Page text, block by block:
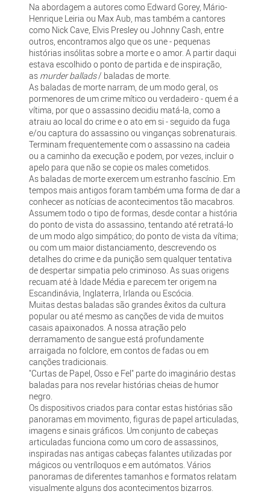
Na abordagem a autores como Edward Gorey, Mário-
Henrique Leiria ou Max Aub, mas também a cantores
como Nick Cave, Elvis Presley ou Johnny Cash, entre
outros, encontramos algo que os une - pequenas
histórias insólitas sobre a morte e o amor. A partir daqui
estava escolhido o ponto de partida e de inspiração,
as murder ballads/ baladas de morte.
As baladas de morte narram, de um modo geral, os
pormenores de um crime mítico ou verdadeiro - quem é a
vítima, por que o assassino decidiu matá-la, como a
atraiu ao local do crime e o ato em si - seguido da fuga
e/ou captura do assassino ou vinganças sobrenaturais.
Terminam frequentemente com o assassino na cadeia
ou a caminho da execução e podem, por vezes, incluir o
apelo para que não se copie os males cometidos.
As baladas de morte exercem um estranho fascínio. Em
tempos mais antigos foram também uma forma de dar a
conhecer as notícias de acontecimentos tão macabros.
Assumem todo o tipo de formas, desde contar a história
do ponto de vista do assassino, tentando até retratá-lo
de um modo algo simpático; do ponto de vista da vítima;
ou com um maior distanciamento, descrevendo os
detalhes do crime e da punição sem qualquer tentativa
de despertar simpatia pelo criminoso. As suas origens
recuam até à Idade Média e parecem ter origem na
Escandinávia, Inglaterra, Irlanda ou Escócia.
Muitas destas baladas são grandes êxitos da cultura
popular ou até mesmo as canções de vida de muitos
casais apaixonados. A nossa atração pelo
derramamento de sangue está profundamente
arraigada no folclore, em contos de fadas ou em
canções tradicionais.
"Curtas de Papel, Osso e Fel" parte do imaginário destas
baladas para nos revelar histórias cheias de humor
negro.
Os dispositivos criados para contar estas histórias são
panoramas em movimento, figuras de papel articuladas,
imagens e sinais gráficos. Um conjunto de cabeças
articuladas funciona como um coro de assassinos,
inspiradas nas antigas cabeças falantes utilizadas por
mágicos ou ventríloquos e em autómatos. Vários
panoramas de diferentes tamanhos e formatos relatam
visualmente alguns dos acontecimentos bizarros.